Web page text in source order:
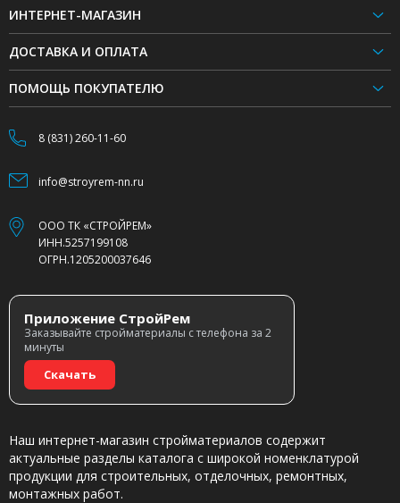
ИНТЕРНЕТ-МАГАЗИН
ДОСТАВКА И ОПЛАТА
ПОМОЩЬ ПОКУПАТЕЛЮ
8 (831) 260-11-60
info@stroyrem-nn.ru
ООО ТК «СТРОЙРЕМ»
ИНН.5257199108
ОГРН.1205200037646
Приложение СтройРем
Заказывайте стройматериалы с телефона за 2
минуты
Скачать
Наш интернет-магазин стройматериалов содержит
актуальные разделы каталога с широкой номенклатурой
продукции для строительных, отделочных, ремонтных,
монтажных работ.